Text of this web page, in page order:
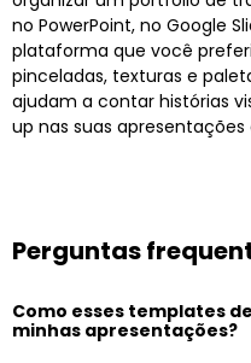
no PowerPoint, no Google
plataforma que você
pinceladas, texturas e
ajudam a contar histórias
up nas suas
Perguntas
Como esses templates
minhas apresentações?